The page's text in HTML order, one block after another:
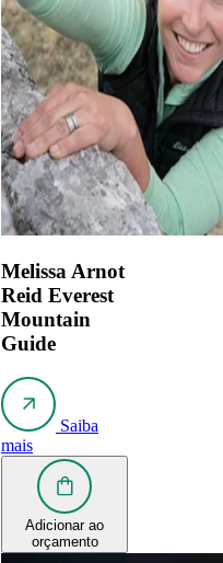
Melissa Arnot
Reid Everest
Mountain
Guide
Saiba
mais
Adicionar ao
orçamento